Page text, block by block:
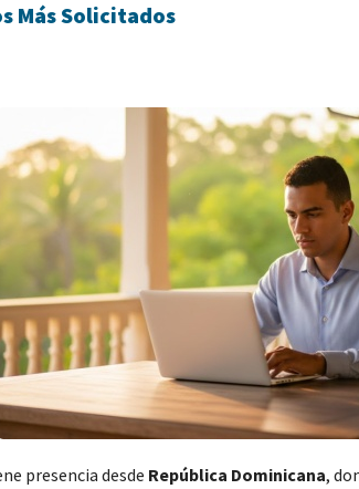
Más Solicitados
presencia desde República Dominicana,